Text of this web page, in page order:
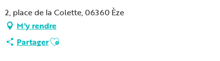
2, place de la Colette, 06360 Èze
M'y rendre
PartagerAjouter aux favoris